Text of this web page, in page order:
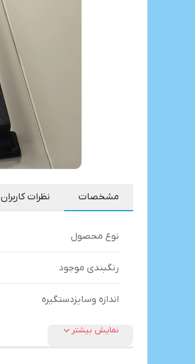
مشخصات نظرات کاربران
نوع محصول
رنگبندی موجود
اندازه وسایزدستگیره
نمایش بیشتر